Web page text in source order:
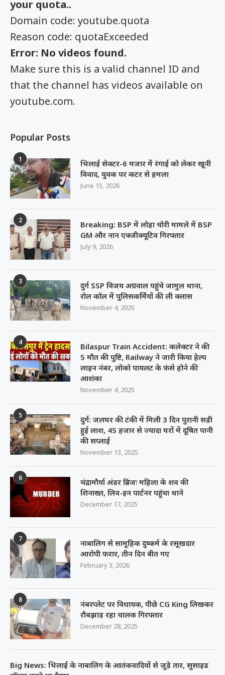
your quota..
Domain code: youtube.quota
Reason code: quotaExceeded
Error: No videos found.
Make sure this is a valid channel ID and
that the channel has videos available on
youtube.com.
Popular Posts
1
भिलाई सेक्टर-6 मजार में रंगाई को लेकर खूनी
विवाद, युवक पर कटर से हमला
June 15, 2026
2
Breaking: BSP में लोहा चोरी मामले में BSP
GM और नान एक्जीक्यूटिव गिरफ्तार
July 9, 2026
3
दुर्ग SSP विजय अग्रवाल पहुंचे जामुल थाना,
रोल कॉल में पुलिसकर्मियों की ली क्लास
November 4, 2025
4
Bilaspur Train Accident: कलेक्टर ने की
5 मौत की पुष्टि, Railway ने जारी किया हेल्प
लाइन नंबर, लोको पायलट के फंसे होने की
आशंका
November 4, 2025
5
दुर्ग: जलघर की टंकी में मिली 3 दिन पुरानी सड़ी
हुई लाश, 45 हजार से ज्यादा घरों में दूषित पानी
की सप्लाई
November 13, 2025
6
चंद्रामौर्या अंडर ब्रिजः महिला के शव की
शिनाख्त, लिव-इन पार्टनर पहुंचा थाने
December 17, 2025
7
नाबालिग से सामूहिक दुष्कर्म के रसूखदार
आरोपी फरार, तीन दिन बीत गए
February 3, 2026
8
नंबरप्लेट पर विधायक, पीछे CG King लिखकर
रौबझाड़ रहा चालक गिरफ्तार
December 28, 2025
Big News: भिलाई के नाबालिग के आतंकवादियों से जुड़े तार, सुसाइड